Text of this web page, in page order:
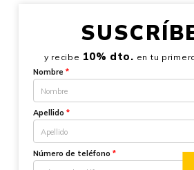
y recibe 10% dto. en tu
Nombre *
Apellido *
Número de teléfono *